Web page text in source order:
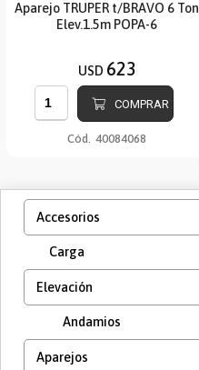
Aparejo TRUPER t/BRAVO 6 Ton
Elev.1.5m POPA-6
USD 623
COMPRAR
Cód. 40084068
Accesorios
Carga
Elevación
Andamios
Aparejos